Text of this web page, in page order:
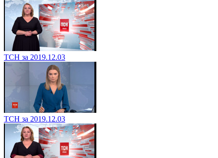
ТСН за 2019.12.03
ТСН за 2019.12.03